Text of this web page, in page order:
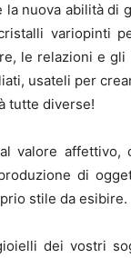
nuova abilità di
variopinti
le relazioni e
usateli per
tutte diverse!
valore affettivo,
di
stile da esibire.
dei vostri